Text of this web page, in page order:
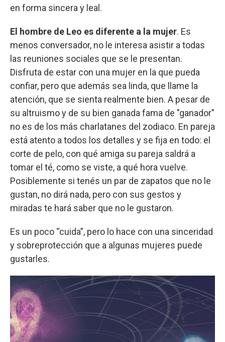
en forma sincera y leal.
El hombre de Leo es diferente a la mujer. Es
menos conversador, no le interesa asistir a todas
las reuniones sociales que se le presentan.
Disfruta de estar con una mujer en la que pueda
confiar, pero que además sea linda, que llame la
atención, que se sienta realmente bien. A pesar de
su altruismo y de su bien ganada fama de "ganador"
no es de los más charlatanes del zodiaco. En pareja
está atento a todos los detalles y se fija en todo: el
corte de pelo, con qué amiga su pareja saldrá a
tomar el té, como se viste, a qué hora vuelve.
Posiblemente si tenés un par de zapatos que no le
gustan, no dirá nada, pero con sus gestos y
miradas te hará saber que no le gustaron.
Es un poco “cuida”, pero lo hace con una sinceridad
y sobreprotección que a algunas mujeres puede
gustarles.